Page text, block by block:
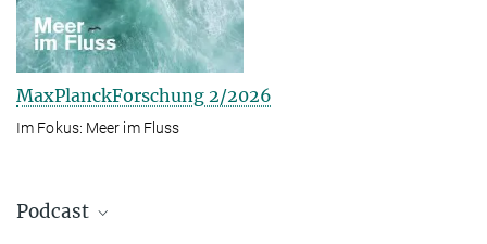
MaxPlanckForschung 2/2026
Im Fokus: Meer im Fluss
Podcast